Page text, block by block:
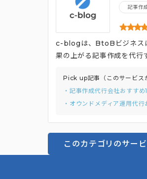
記事作
c-blogは、BtoBビジネス
果の上がる記事作成を代行
Pick up記事（このサービス
・記事作成代行会社おすす
・オウンドメディア運用代
このカテゴリのサー